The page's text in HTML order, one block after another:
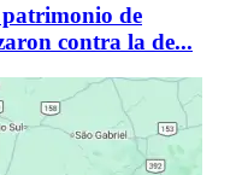
de
contra la de...